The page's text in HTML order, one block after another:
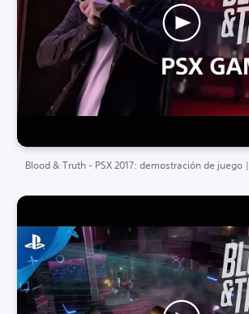
Blood & Truth - PSX 2017: demostración de juego